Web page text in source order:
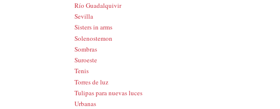
Río Guadalquivir
Sevilla
Sisters in arms
Solenostemon
Sombras
Suroeste
Tenis
Torres de luz
Tulipas para nuevas luces
Urbanas